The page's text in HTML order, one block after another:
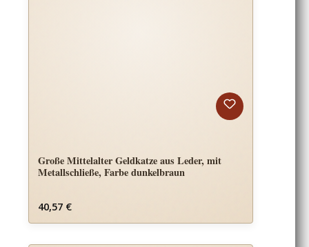
Große Mittelalter Geldkatze aus Leder, mit
Metallschließe, Farbe dunkelbraun
Regulärer Preis:
40,57 €